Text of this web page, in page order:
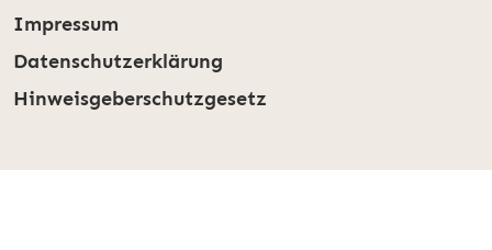
Impressum
Datenschutzerklärung
Hinweisgeberschutzgesetz